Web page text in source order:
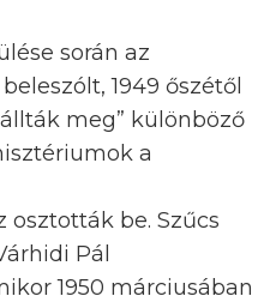
során az
1949 őszétől
meg” különböző
a
be. Szűcs
Pál
1950 márciusában